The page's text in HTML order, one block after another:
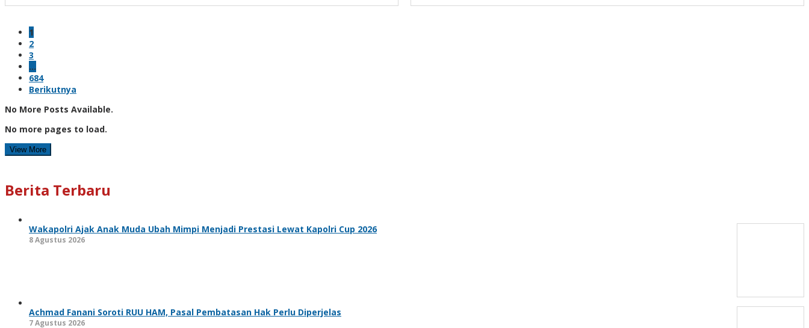
1
2
3
…
684
Berikutnya
No More Posts Available.
No more pages to load.
View More
Berita Terbaru
Wakapolri Ajak Anak Muda Ubah Mimpi Menjadi Prestasi Lewat Kapolri Cup 2026
8 Agustus 2026
Achmad Fanani Soroti RUU HAM, Pasal Pembatasan Hak Perlu Diperjelas
7 Agustus 2026